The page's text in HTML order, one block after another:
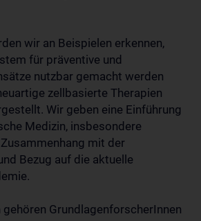
wir an Beispielen erkennen,
für präventive und
nutzbar gemacht werden
zellbasierte Therapien
Wir geben eine Einführung
Medizin, insbesondere
mit der
Bezug auf die aktuelle
gehören GrundlagenforscherInnen